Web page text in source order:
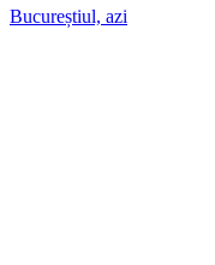
Bucureștiul, azi